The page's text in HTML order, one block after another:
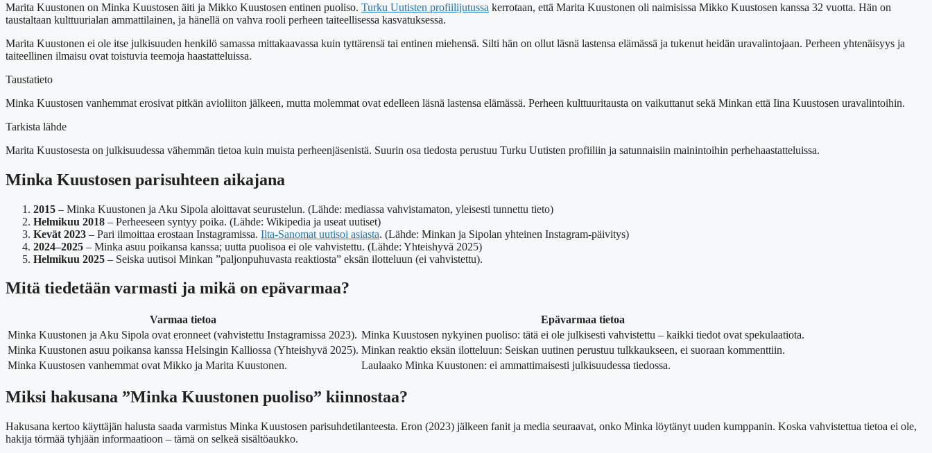
Marita Kuustonen on Minka Kuustosen äiti ja Mikko Kuustosen entinen puoliso. Turku Uutisten profiilijutussa kerrotaan, että Marita Kuustonen oli naimisissa Mikko Kuustosen kanssa 32 vuotta. Hän on
taustaltaan kulttuurialan ammattilainen, ja hänellä on vahva rooli perheen taiteellisessa kasvatuksessa.
Marita Kuustonen ei ole itse julkisuuden henkilö samassa mittakaavassa kuin tyttärensä tai entinen miehensä. Silti hän on ollut läsnä lastensa elämässä ja tukenut heidän uravalintojaan. Perheen yhtenäisyys ja
taiteellinen ilmaisu ovat toistuvia teemoja haastatteluissa.
Taustatieto
Minka Kuustosen vanhemmat erosivat pitkän avioliiton jälkeen, mutta molemmat ovat edelleen läsnä lastensa elämässä. Perheen kulttuuritausta on vaikuttanut sekä Minkan että Iina Kuustosen uravalintoihin.
Tarkista lähde
Marita Kuustosesta on julkisuudessa vähemmän tietoa kuin muista perheenjäsenistä. Suurin osa tiedosta perustuu Turku Uutisten profiiliin ja satunnaisiin mainintoihin perhehaastatteluissa.
Minka Kuustosen parisuhteen aikajana
2015 – Minka Kuustonen ja Aku Sipola aloittavat seurustelun. (Lähde: mediassa vahvistamaton, yleisesti tunnettu tieto)
Helmikuu 2018 – Perheeseen syntyy poika. (Lähde: Wikipedia ja useat uutiset)
Kevät 2023 – Pari ilmoittaa erostaan Instagramissa. Ilta-Sanomat uutisoi asiasta. (Lähde: Minkan ja Sipolan yhteinen Instagram-päivitys)
2024–2025 – Minka asuu poikansa kanssa; uutta puolisoa ei ole vahvistettu. (Lähde: Yhteishyvä 2025)
Helmikuu 2025 – Seiska uutisoi Minkan ”paljonpuhuvasta reaktiosta” eksän ilotteluun (ei vahvistettu).
Mitä tiedetään varmasti ja mikä on epävarmaa?
Varmaa tietoa
Epävarmaa tietoa
Minka Kuustonen ja Aku Sipola ovat eronneet (vahvistettu Instagramissa 2023). Minka Kuustosen nykyinen puoliso: tätä ei ole julkisesti vahvistettu – kaikki tiedot ovat spekulaatiota.
Minka Kuustonen asuu poikansa kanssa Helsingin Kalliossa (Yhteishyvä 2025). Minkan reaktio eksän ilotteluun: Seiskan uutinen perustuu tulkkaukseen, ei suoraan kommenttiin.
Minka Kuustosen vanhemmat ovat Mikko ja Marita Kuustonen.
Laulaako Minka Kuustonen: ei ammattimaisesti julkisuudessa tiedossa.
Miksi hakusana ”Minka Kuustonen puoliso” kiinnostaa?
Hakusana kertoo käyttäjän halusta saada varmistus Minka Kuustosen parisuhdetilanteesta. Eron (2023) jälkeen fanit ja media seuraavat, onko Minka löytänyt uuden kumppanin. Koska vahvistettua tietoa ei ole,
hakija törmää tyhjään informaatioon – tämä on selkeä sisältöaukko.